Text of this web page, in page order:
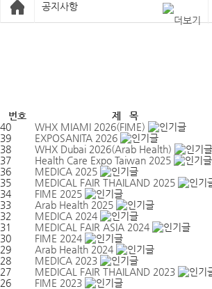
공지사항
번호 제 목
40
WHX MIAMI 2026(FIME)
39
EXPOSANITA 2026
38
WHX Dubai 2026(Arab Health)
37
Health Care Expo Taiwan 2025
36
MEDICA 2025
35
MEDICAL FAIR THAILAND 2025
34
FIME 2025
33
Arab Health 2025
32
MEDICA 2024
31
MEDICAL FAIR ASIA 2024
30
FIME 2024
29
Arab Health 2024
28
MEDICA 2023
27
MEDICAL FAIR THAILAND 2023
26
FIME 2023